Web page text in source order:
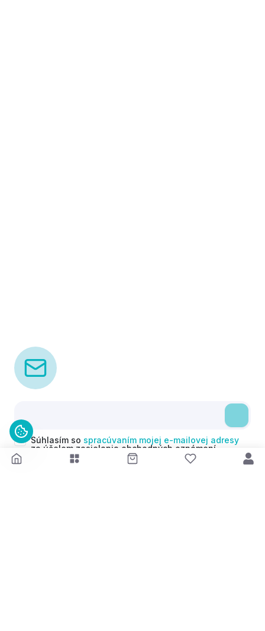
Súhlasím so spracúvaním mojej e-mailovej adresy
za účelom zasielania obchodných oznámení
(newsletterov) v súlade s čl. 6 ods. 1 písm. a)
Nariadenia GDPR. Svoj súhlas môžem kedykoľvek